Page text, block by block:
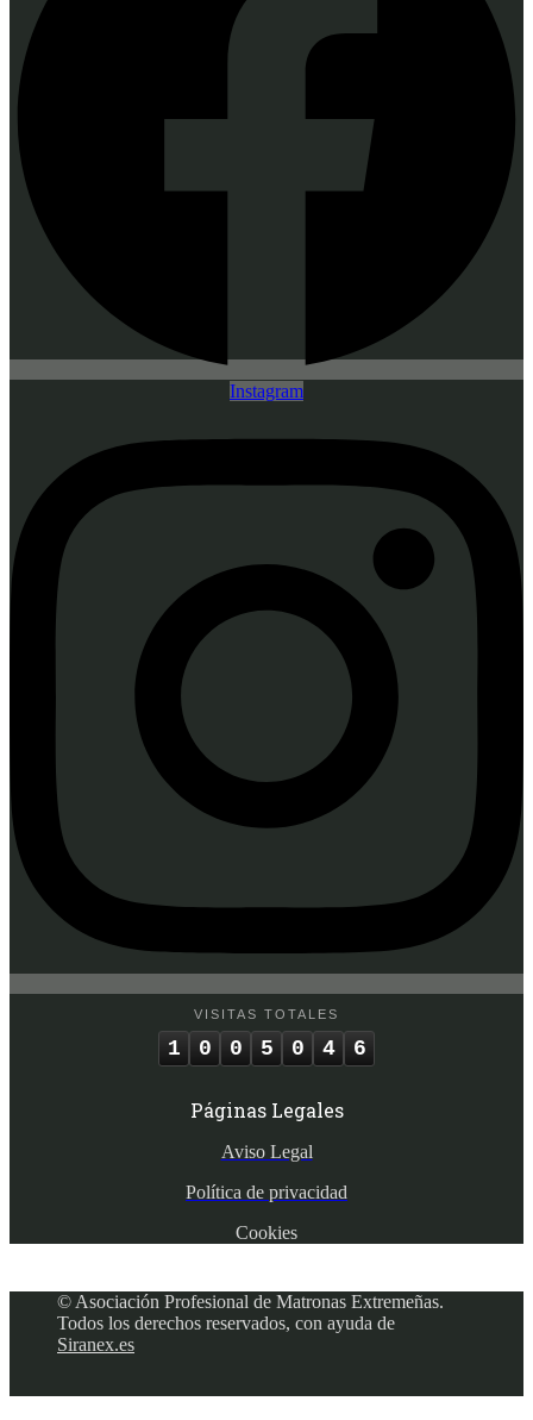
Instagram
VISITAS TOTALES
1 0 0 5 0 4 6
Páginas Legales
Aviso Legal
Política de privacidad
Cookies
© Asociación Profesional de Matronas Extremeñas.
Todos los derechos reservados, con ayuda de
Siranex.es